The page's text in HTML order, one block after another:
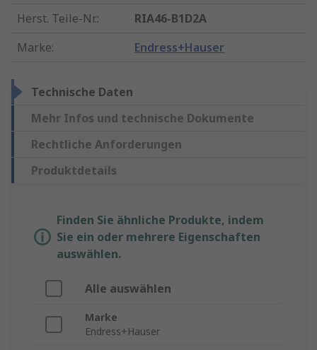
Herst. Teile-Nr.:
RIA46-B1D2A
Marke: Endress+Hauser
Technische Daten
Mehr Infos und technische Dokumente
Rechtliche Anforderungen
Produktdetails
Finden Sie ähnliche Produkte, indem
Sie ein oder mehrere Eigenschaften
auswählen.
Alle auswählen
Marke
Endress+Hauser